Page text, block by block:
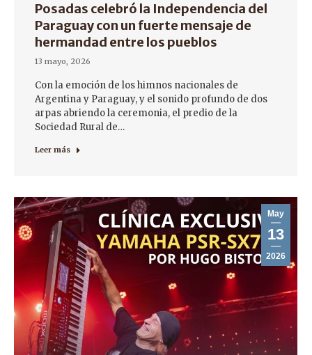
Posadas celebró la Independencia del
Paraguay con un fuerte mensaje de
hermandad entre los pueblos
13 mayo, 2026
Con la emoción de los himnos nacionales de
Argentina y Paraguay, y el sonido profundo de dos
arpas abriendo la ceremonia, el predio de la
Sociedad Rural de…
Leer más
May
13
2026